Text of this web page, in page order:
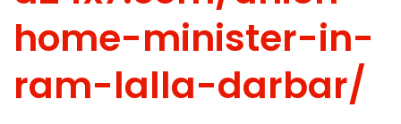
home-minister-in-
ram-lalla-darbar/